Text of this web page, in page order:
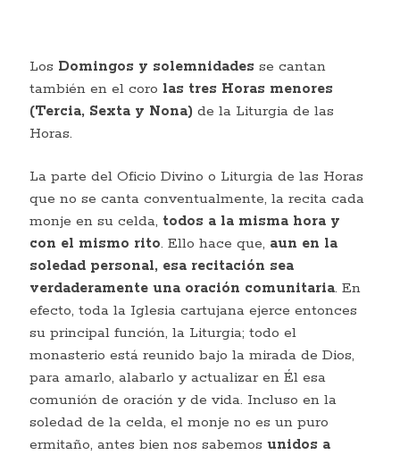
Los Domingos y solemnidades se cantan
también en el coro las tres Horas menores
(Tercia, Sexta y Nona) de la Liturgia de las
Horas.
La parte del Oficio Divino o Liturgia de las Horas
que no se canta conventualmente, la recita cada
monje en su celda, todos a la misma hora y
con el mismo rito. Ello hace que, aun en la
soledad personal, esa recitación sea
verdaderamente una oración comunitaria. En
efecto, toda la Iglesia cartujana ejerce entonces
su principal función, la Liturgia; todo el
monasterio está reunido bajo la mirada de Dios,
para amarlo, alabarlo y actualizar en Él esa
comunión de oración y de vida. Incluso en la
soledad de la celda, el monje no es un puro
ermitaño, antes bien nos sabemos unidos a